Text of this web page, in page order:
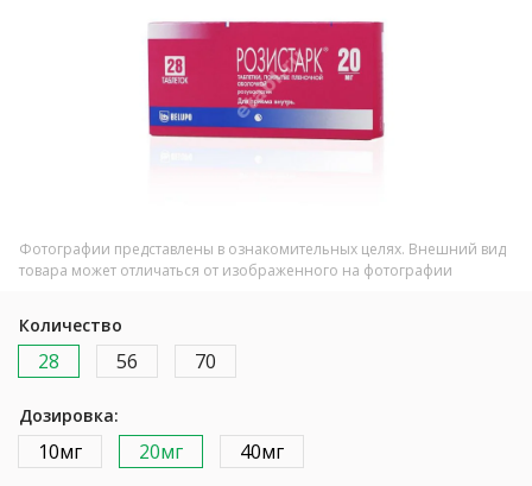
Фотографии представлены в ознакомительных целях. Внешний вид
товара может отличаться от изображенного на фотографии
Количество
28 56 70
Дозировка:
10мг 20мг 40мг